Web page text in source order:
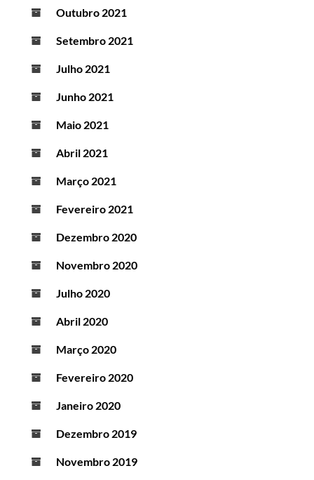
Outubro 2021
Setembro 2021
Julho 2021
Junho 2021
Maio 2021
Abril 2021
Março 2021
Fevereiro 2021
Dezembro 2020
Novembro 2020
Julho 2020
Abril 2020
Março 2020
Fevereiro 2020
Janeiro 2020
Dezembro 2019
Novembro 2019